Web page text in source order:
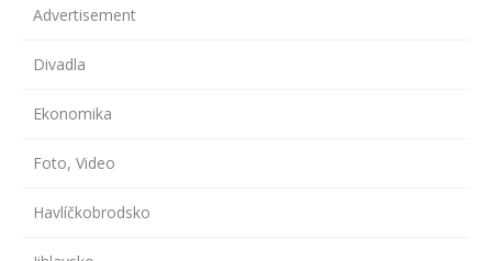
Advertisement
Divadla
Ekonomika
Foto, Video
Havlíčkobrodsko